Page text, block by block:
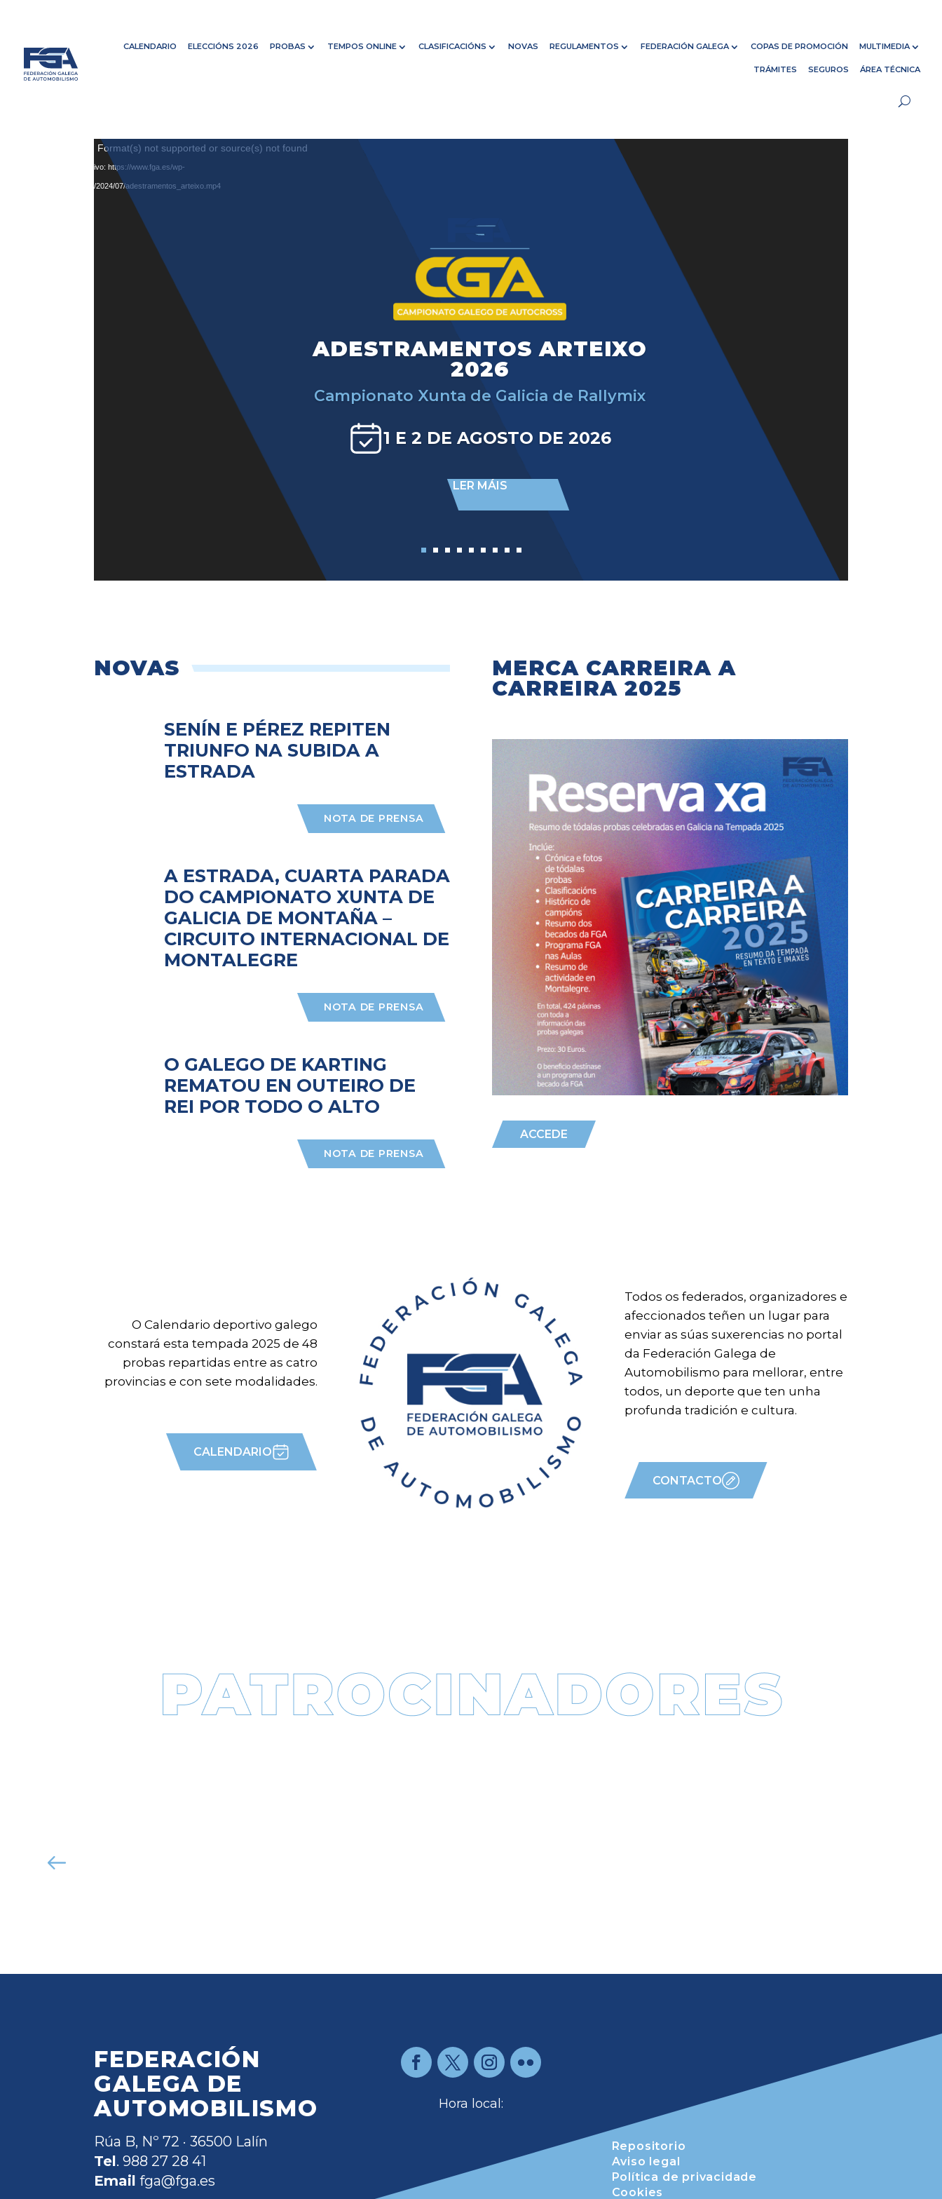
CALENDARIO ELECCIÓNS 2026 PROBAS TEMPOS ONLINE CLASIFICACIÓNS NOVAS REGULAMENTOS FEDERACIÓN GALEGA COPAS DE PROMOCIÓN MULTIMEDIA
TRÁMITES SEGUROS ÁREA TÉCNICA
ADESTRAMENTOS ARTEIXO
2026
Campionato Xunta de Galicia de Rallymix
1 E 2 DE AGOSTO DE 2026
LER MÁIS
Media error: Format(s) not supported or source(s) not found
Descargar archivo: https://www.fga.es/wp-
content/uploads/2024/07/adestramentos_arteixo.mp4
NOVAS
SENÍN E PÉREZ REPITEN
TRIUNFO NA SUBIDA A
ESTRADA
NOTA DE PRENSA
A ESTRADA, CUARTA PARADA
DO CAMPIONATO XUNTA DE
GALICIA DE MONTAÑA –
CIRCUITO INTERNACIONAL DE
MONTALEGRE
NOTA DE PRENSA
O GALEGO DE KARTING
REMATOU EN OUTEIRO DE
REI POR TODO O ALTO
NOTA DE PRENSA
MERCA CARREIRA A
CARREIRA 2025
ACCEDE
O Calendario deportivo galego
constará esta tempada 2025 de 48
probas repartidas entre as catro
provincias e con sete modalidades.
CALENDARIO
Todos os federados, organizadores e
afeccionados teñen un lugar para
enviar as súas suxerencias no portal
da Federación Galega de
Automobilismo para mellorar, entre
todos, un deporte que ten unha
profunda tradición e cultura.
CONTACTO
FEDERACIÓN
GALEGA DE
AUTOMOBILISMO
Rúa B, Nº 72 · 36500 Lalín
Tel. 988 27 28 41
Email fga@fga.es
Hora local:
Repositorio
Aviso legal
Política de privacidade
Cookies